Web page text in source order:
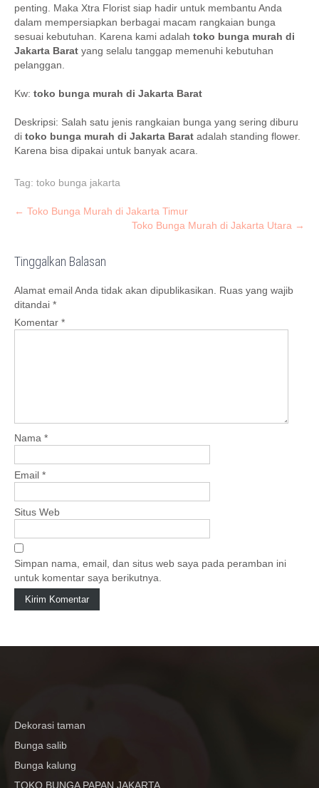
penting. Maka Xtra Florist siap hadir untuk membantu Anda
dalam mempersiapkan berbagai macam rangkaian bunga
sesuai kebutuhan. Karena kami adalah toko bunga murah di
Jakarta Barat yang selalu tanggap memenuhi kebutuhan
pelanggan.
Kw: toko bunga murah di Jakarta Barat
Deskripsi: Salah satu jenis rangkaian bunga yang sering diburu
di toko bunga murah di Jakarta Barat adalah standing flower.
Karena bisa dipakai untuk banyak acara.
Tag: toko bunga jakarta
Post
← Toko Bunga Murah di Jakarta Timur
Toko Bunga Murah di Jakarta Utara →
Tinggalkan Balasan
Alamat email Anda tidak akan dipublikasikan.
Ruas yang wajib
ditandai *
Komentar *
Nama *
Email *
Situs Web
Simpan nama, email, dan situs web saya pada peramban ini
untuk komentar saya berikutnya.
Dekorasi taman
Bunga salib
Bunga kalung
TOKO BUNGA PAPAN JAKARTA